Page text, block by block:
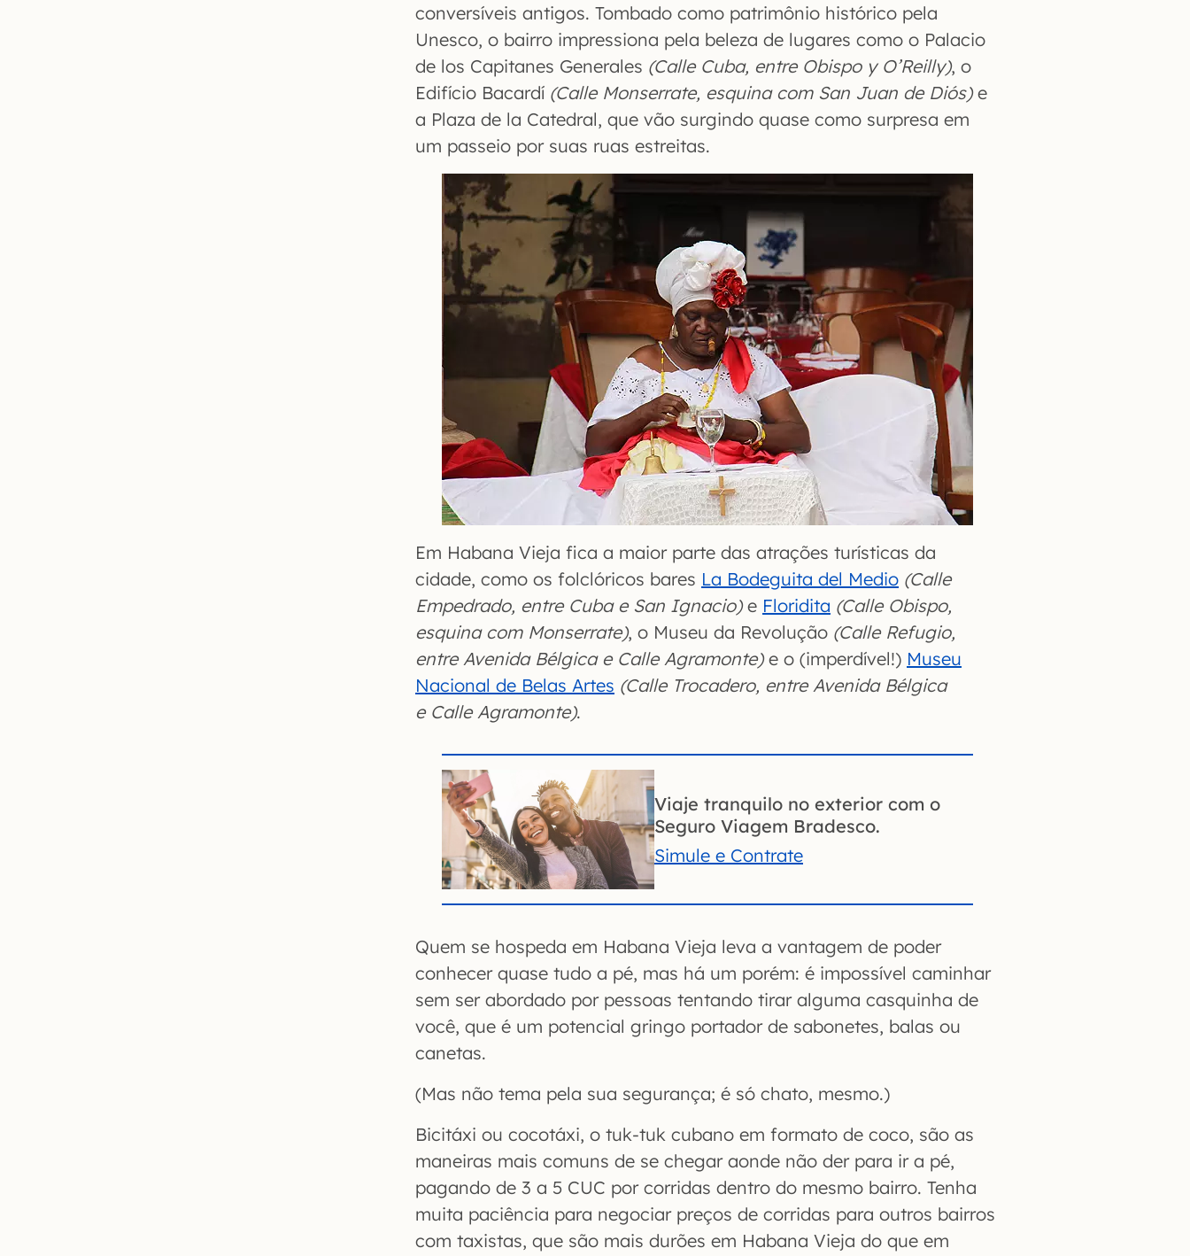
conversíveis antigos. Tombado como patrimônio histórico pela
Unesco, o bairro impressiona pela beleza de lugares como o Palacio
de los Capitanes Generales (Calle Cuba, entre Obispo y O’Reilly), o
Edifício Bacardí (Calle Monserrate, esquina com San Juan de Diós)e
a Plaza de la Catedral, que vão surgindo quase como surpresa em
um passeio por suas ruas estreitas.
Em Habana Vieja fica a maior parte das atrações turísticas da
cidade, como os folclóricos bares La Bodeguita del Medio (Calle
Empedrado, entre Cuba e San Ignacio)e Floridita (Calle Obispo,
esquina com Monserrate), o Museu da Revolução (Calle Refugio,
entre Avenida Bélgica e Calle Agramonte)e o (imperdível!) Museu
Nacional de Belas Artes (Calle Trocadero, entre Avenida Bélgica
e Calle Agramonte).
Viaje tranquilo no exterior com o
Seguro Viagem Bradesco.
Simule e Contrate
Quem se hospeda em Habana Vieja leva a vantagem de poder
conhecer quase tudo a pé, mas há um porém: é impossível caminhar
sem ser abordado por pessoas tentando tirar alguma casquinha de
você, que é um potencial gringo portador de sabonetes, balas ou
canetas.
(Mas não tema pela sua segurança; é só chato, mesmo.)
Bicitáxi ou cocotáxi, o tuk-tuk cubano em formato de coco, são as
maneiras mais comuns de se chegar aonde não der para ir a pé,
pagando de 3 a 5 CUC por corridas dentro do mesmo bairro. Tenha
muita paciência para negociar preços de corridas para outros bairros
com taxistas, que são mais durões em Habana Vieja do que em